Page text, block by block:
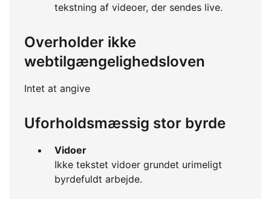
tekstning af videoer, der sendes live.
Overholder ikke
webtilgængelighedsloven
Intet at angive
Uforholdsmæssig stor byrde
Vidoer
Ikke tekstet vidoer grundet urimeligt
byrdefuldt arbejde.